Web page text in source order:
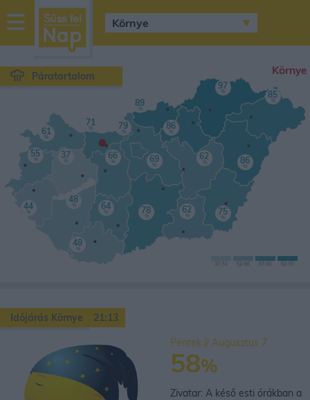
sussfelnap.hu
időjárás
Páratartalom
•
Környe
75
%
69
% 86
%
86
%
61
%
48
% 78
%
97
% 85
%
48
%
89
%
62
%
66
%
64
%
62
%
55
%
71
% 79
%
37
%
44
%
37 -51 52 67 82- 97
Időjárás Környe
21:13
Péntek // Augusztus 7.
58%
Zivatar: A késő esti órákban a